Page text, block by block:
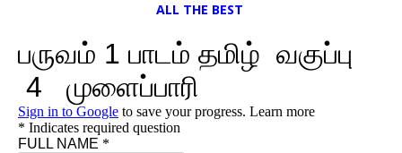
ALL THE BEST